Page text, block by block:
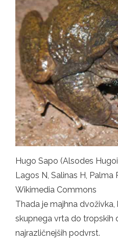
Hugo Sapo (Alsodes
Lagos N, Salinas H, Palma
Wikimedia Commons
Thada je majhna
skupnega vrta do tropskih
najrazličnejših podvrst.